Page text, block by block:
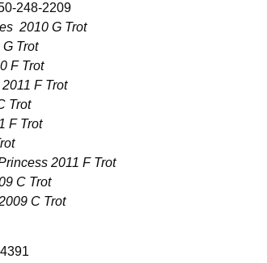
248-2209
2010 G Trot
Trot
F Trot
F Trot
Trot
F Trot
2011 F Trot
C Trot
C Trot